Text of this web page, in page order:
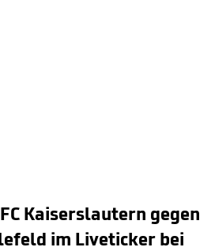
Kaiserslautern gegen
im Liveticker bei